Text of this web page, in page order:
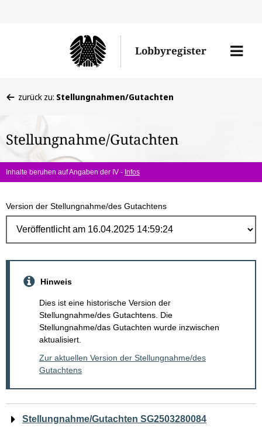
Lobbyregister
Menü
befinden
hier:
zurück zu: Stellungnahmen/Gutachten
Stellungnahme/Gutachten
Inhalte beruhen auf Angaben der IV - Infos
Version der Stellungnahme/des Gutachtens
Hinweis
Dies ist eine historische Version der
Stellungnahme/des Gutachtens. Die
Stellungnahme/das Gutachten wurde inzwischen
aktualisiert.
Zur aktuellen Version der Stellungnahme/des
Gutachtens
Navigation
Stellungnahme/Gutachten SG2503280084